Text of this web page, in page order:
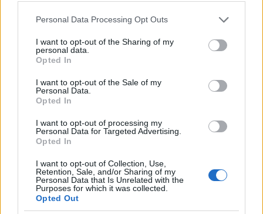
Please note that this website/app uses one or more Google
not limited to your visit or usage behaviour. You may click to
grant or deny consent to Google and its third-party tags to
use your data for below specified purposes in below Google
consent section.
Personal Data Processing Opt Outs
I want to opt-out of the Sharing of my
personal data.
Opted In
I want to opt-out of the Sale of my
Personal Data.
Opted In
I want to opt-out of processing my
Personal Data for Targeted Advertising.
Opted In
I want to opt-out of Collection, Use,
Retention, Sale, and/or Sharing of my
Personal Data that Is Unrelated with the
Purposes for which it was collected.
Opted Out
magyar box office: a szörnyek koldusa
usa box office: új élmény
Szólj hozzá!
A hozzászóláshoz be kell lépned!